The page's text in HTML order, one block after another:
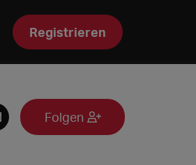
Registrieren
Folgen